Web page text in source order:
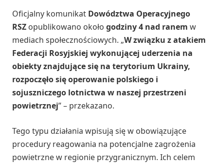
Oficjalny komunikat Dowództwa Operacyjnego
RSZ opublikowano około godziny 4 nad ranem w
mediach społecznościowych. „W związku z atakiem
Federacji Rosyjskiej wykonującej uderzenia na
obiekty znajdujące się na terytorium Ukrainy,
rozpoczęło się operowanie polskiego i
sojuszniczego lotnictwa w naszej przestrzeni
powietrznej” – przekazano.
Tego typu działania wpisują się w obowiązujące
procedury reagowania na potencjalne zagrożenia
powietrzne w regionie przygranicznym. Ich celem